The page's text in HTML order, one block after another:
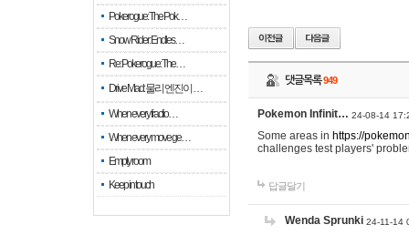
Pokerogue: The Pok…
Snow Rider: Endles…
Re: Pokerogue: The…
Drive Mad: 물리 엔진이 …
When every fractio…
When every move ge…
Empty room
Keep in touch
댓글목록949
Pokemon Infinit… 24-08-14
Some areas in https://
challenges test players'
답글달기
Wenda Sprunki 24-11-14